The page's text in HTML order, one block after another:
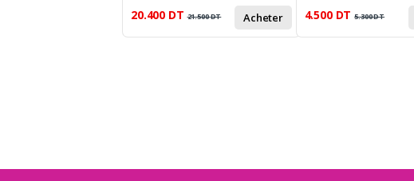
20.400 DT 21.500DT Acheter
4.500 DT 5.300DT